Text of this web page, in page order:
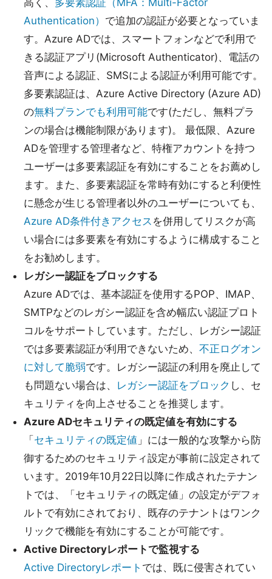
高く、 多要素認証（MFA：Multi-Factor
Authentication） で追加の認証が必要となっていま
す。Azure ADでは、スマートフォンなどで利用で
きる認証アプリ(Microsoft Authenticator)、電話の
音声による認証、SMSによる認証が利用可能です。
多要素認証は、Azure Active Directory (Azure AD)
の無料プランでも利用可能です(ただし、無料プラ
ンの場合は機能制限があります)。 最低限、Azure
ADを管理する管理者など、特権アカウントを持つ
ユーザーは多要素認証を有効にすることをお薦めし
ます。また、多要素認証を常時有効にすると利便性
に懸念が生じる管理者以外のユーザーについても、
Azure AD条件付きアクセス を併用してリスクが高
い場合には多要素を有効にするように構成すること
をお勧めします。
レガシー認証をブロックする
Azure ADでは、基本認証を使用するPOP、IMAP、
SMTPなどのレガシー認証を含め幅広い認証プロト
コルをサポートしています。ただし、レガシー認証
では多要素認証が利用できないため、 不正ログオン
に対して脆弱です。レガシー認証の利用を廃止して
も問題ない場合は、
レガシー認証をブロック し、セ
キュリティを向上させることを推奨します。
Azure ADセキュリティの既定値を有効にする
「 セキュリティの既定値 」には一般的な攻撃から防
御するためのセキュリティ設定が事前に設定されて
います。2019年10月22日以降に作成されたテナン
トでは、「セキュリティの既定値」の設定がデフォ
ルトで有効にされており、既存のテナントはワンク
リックで機能を有効にすることが可能です。
Active Directoryレポートで監視する
Active Directoryレポート では、既に侵害されてい